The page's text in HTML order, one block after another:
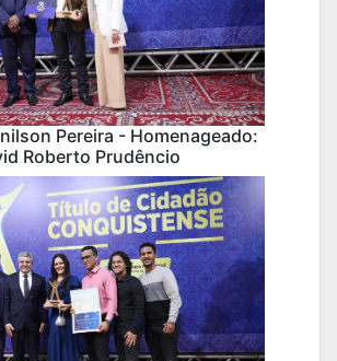
Pereira - Homenageado:
Roberto Prudêncio